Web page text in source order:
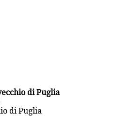
di Puglia
di Puglia